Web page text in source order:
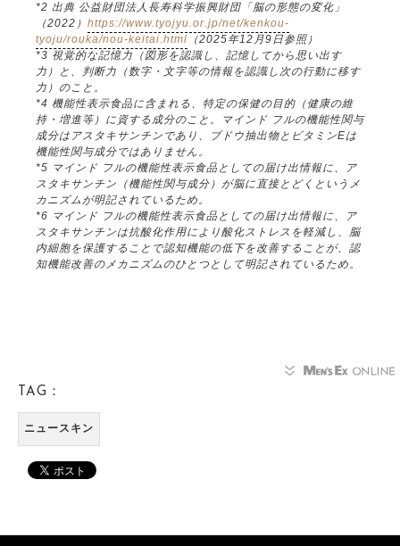
*2 出典 公益財団法人長寿科学振興財団「脳の形態の変化」
（2022） https://www.tyojyu.or.jp/net/kenkou-
tyoju/rouka/nou-keitai.html （2025年12月9日参照）
*3 視覚的な記憶力（図形を認識し、記憶してから思い出す
力）と、判断力（数字・文字等の情報を認識し次の行動に移す
力）のこと。
*4 機能性表示食品に含まれる、特定の保健の目的（健康の維
持・増進等）に資する成分のこと。マインド フルの機能性関与
成分はアスタキサンチンであり、ブドウ抽出物とビタミンEは
機能性関与成分ではありません。
*5 マインド フルの機能性表示食品としての届け出情報に、ア
スタキサンチン（機能性関与成分）が脳に直接とどくというメ
カニズムが明記されているため。
*6 マインド フルの機能性表示食品としての届け出情報に、ア
スタキサンチンは抗酸化作用により酸化ストレスを軽減し、脳
内細胞を保護することで認知機能の低下を改善することが、認
知機能改善のメカニズムのひとつとして明記されているため。
TAG：
ニュースキン